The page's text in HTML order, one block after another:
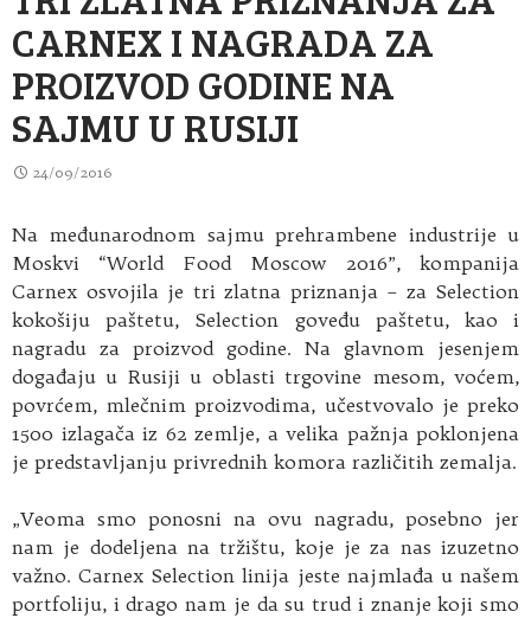
CARNEX I NAGRADA ZA
PROIZVOD GODINE NA
SAJMU U RUSIJI
24/09/2016
Na međunarodnom sajmu prehrambene industrije u
Moskvi “World Food Moscow 2016”, kompanija
Carnex osvojila je tri zlatna priznanja – za Selection
kokošiju paštetu, Selection goveđu paštetu, kao i
nagradu za proizvod godine. Na glavnom jesenjem
događaju u Rusiji u oblasti trgovine mesom, voćem,
povrćem, mlečnim proizvodima, učestvovalo je preko
1500 izlagača iz 62 zemlje, a velika pažnja poklonjena
je predstavljanju privrednih komora različitih zemalja.
„Veoma smo ponosni na ovu nagradu, posebno jer
nam je dodeljena na tržištu, koje je za nas izuzetno
važno. Carnex Selection linija jeste najmlađa u našem
portfoliju, i drago nam je da su trud i znanje koji smo